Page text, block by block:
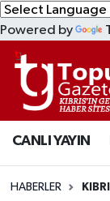
Powered by
CANLI YAYIN
HABERLER
KIBRIS
DÜNYA
Lefkoşa
Lefkoşa
Lefkoşa
Süper Lig